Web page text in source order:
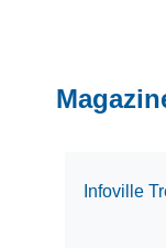
Infoville